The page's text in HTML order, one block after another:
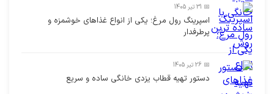
📅 31 تیر 1405
اسپرینگ رول مرغ؛ یکی از انواع غذاهای خوشمزه و
پرطرفدار
📅 26 تیر 1405
دستور تهیه قطاب یزدی خانگی ساده و سریع